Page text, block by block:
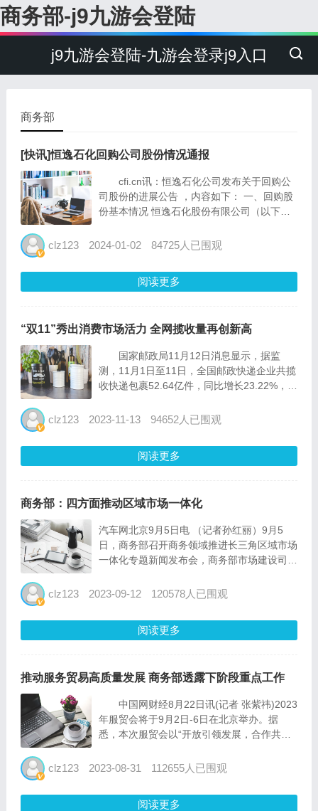
商务部-j9九游会登陆
j9九游会登陆-九游会登录j9入口
商务部
[快讯]恒逸石化回购公司股份情况通报
cfi.cn讯：恒逸石化公司发布关于回购公
司股份的进展公告 ，内容如下： 一、回购股
份基本情况 恒逸石化股份有限公司（以下简
开的第十二届董事会第六次会议审议通过了
clz123 2024-01-02 84725人已围观
阅读更多
“双11”秀出消费市场活力 全网揽收量再创新高
国家邮政局11月12日消息显示，据监
测，11月1日至11日，全国邮政快递企业共揽
收快递包裹52.64亿件，同比增长23.22%，日
日当天，共揽收快递包裹6.39亿件，是平日业
clz123 2023-11-13 94652人已围观
阅读更多
商务部：四方面推动区域市场一体化
汽车网北京9月5日电 （记者孙红丽）9月5
日，商务部召开商务领域推进长三角区域市场
一体化专题新闻发布会，商务部市场建设司司
发展水平并不一致，建设统一大市场需要系统
是建设...
clz123 2023-09-12 120578人已围观
阅读更多
推动服务贸易高质量发展 商务部透露下阶段重点工作
中国网财经8月22日讯(记者 张紫祎)2023
年服贸会将于9月2日-6日在北京举办。据
悉，本次服贸会以“开放引领发展，合作共赢
区、国际组织、境内外机构和知名企业参会参
在21日举行...
clz123 2023-08-31 112655人已围观
阅读更多